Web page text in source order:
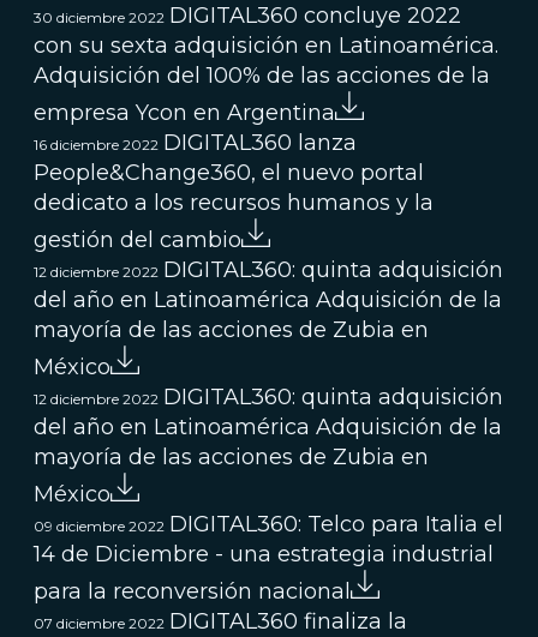
30 diciembre 2022 DIGITAL360 concluye 2022
con su sexta adquisición en Latinoamérica.
Adquisición del 100% de las acciones de la
empresa Ycon en Argentina
16 diciembre 2022 DIGITAL360 lanza
People&Change360, el nuevo portal
dedicato a los recursos humanos y la
gestión del cambio
12 diciembre 2022 DIGITAL360: quinta adquisición
del año en Latinoamérica Adquisición de la
mayoría de las acciones de Zubia en
México
12 diciembre 2022 DIGITAL360: quinta adquisición
del año en Latinoamérica Adquisición de la
mayoría de las acciones de Zubia en
México
09 diciembre 2022 DIGITAL360: Telco para Italia el
14 de Diciembre - una estrategia industrial
para la reconversión nacional
07 diciembre 2022 DIGITAL360 finaliza la